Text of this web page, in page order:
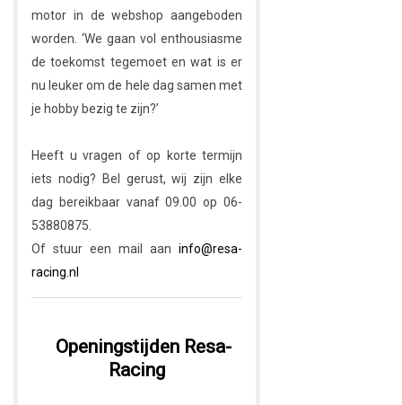
motor in de webshop aangeboden
worden. ‘We gaan vol enthousiasme
de toekomst tegemoet en wat is er
nu leuker om de hele dag samen met
je hobby bezig te zijn?’
Heeft u vragen of op korte termijn
iets nodig? Bel gerust, wij zijn elke
dag bereikbaar vanaf 09.00 op 06-
53880875.
Of stuur een mail aan info@resa-
racing.nl
Openingstijden Resa-
Racing